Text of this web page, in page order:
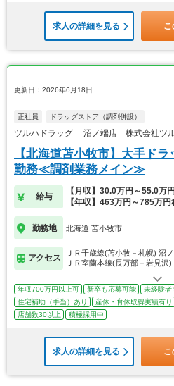
求人の詳細を見る こ
更新日：2026年6月18日
正社員 ドラッグストア（調剤併設）
ツルハドラッグ 沼ノ端店 株式会社ツ
【北海道苫小牧市】大手ド
勤務≪調剤業務メイン≫
給与
【月収】30.0万円～55.0万円
【年収】463万円～785万円
勤務地 北海道 苫小牧市
アクセス
ＪＲ千歳線(苫小牧－札幌) 沼
ＪＲ室蘭本線(長万部－岩見沢
年収700万円以上可 新卒も応募可能 未経験者
住宅補助（手当）あり
産休・育休取得実績有り
店舗数30以上
積極採用中
求人の詳細を見る こ